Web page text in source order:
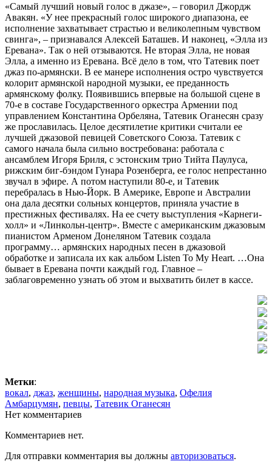
«Самый лучший новый голос в джазе», – говорил Джордж
Авакян. «У нее прекрасный голос широкого диапазона, ее
исполнение захватывает страстью и великолепным чувством
свинга», – признавался Алексей Баташев. И наконец, «Элла из
Еревана». Так о ней отзываются. Не вторая Элла, не новая
Элла, а именно из Еревана. Всё дело в том, что Татевик поет
джаз по-армянски. В ее манере исполнения остро чувствуется
колорит армянской народной музыки, ее преданность
армянскому фолку. Появившись впервые на большой сцене в
70-е в составе Государственного оркестра Армении под
управлением Константина Орбеляна, Татевик Оганесян сразу
же прославилась. Целое десятилетие критики считали ее
лучшей джазовой певицей Советского Союза. Татевик с
самого начала была сильно востребована: работала с
ансамблем Игоря Бриля, с эстонским трио Тийта Паулуса,
рижским биг-бэндом Гунара Розенберга, ее голос непрестанно
звучал в эфире. А потом наступили 80-е, и Татевик
перебралась в Нью-Йорк. В Америке, Европе и Австралии
она дала десятки сольных концертов, приняла участие в
престижных фестивалях. На ее счету выступления «Карнеги-
холл» и «Линкольн-центр». Вместе с американским джазовым
пианистом Арменом Донеляном Татевик создала
программу… армянских народных песен в джазовой
обработке и записала их как альбом Listen To My Heart. …Она
бывает в Еревана почти каждый год. Главное –
заблаговременно узнать об этом и выхватить билет в кассе.
Метки:
вокал, джаз, женщины, народная музыка, Офелия
Амбарцумян, певцы, Татевик Оганесян
Нет комментариев
Комментариев нет.
Для отправки комментария вы должны авторизоваться.